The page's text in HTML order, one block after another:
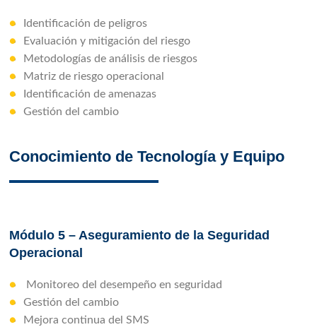
Identificación de peligros
Evaluación y mitigación del riesgo
Metodologías de análisis de riesgos
Matriz de riesgo operacional
Identificación de amenazas
Gestión del cambio
Conocimiento de Tecnología y Equipo
Módulo 5 – Aseguramiento de la Seguridad
Operacional
Monitoreo del desempeño en seguridad
Gestión del cambio
Mejora continua del SMS